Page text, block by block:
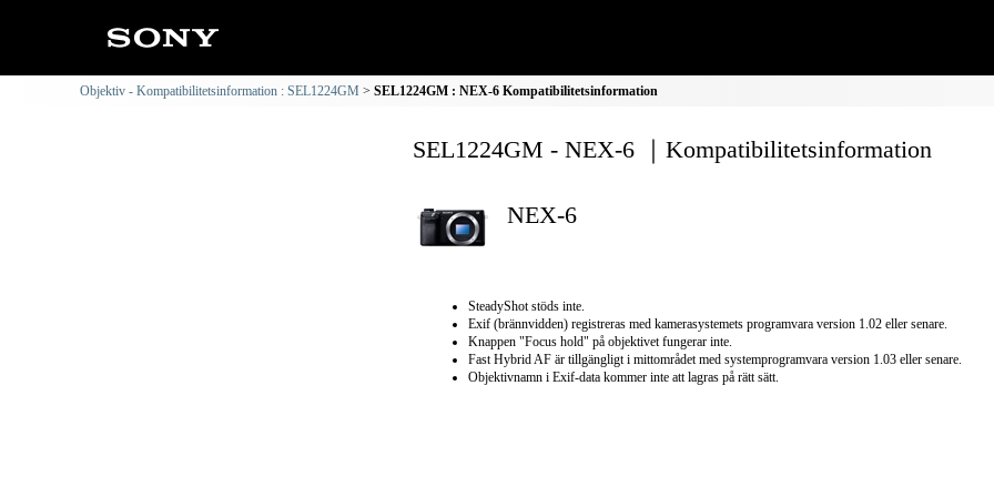
Objektiv - Kompatibilitetsinformation : SEL1224GM SEL1224GM : NEX-6 Kompatibilitetsinformation
SEL1224GM - NEX-6 ｜Kompatibilitetsinformation
NEX-6
SteadyShot stöds inte.
Exif (brännvidden) registreras med kamerasystemets programvara version 1.02 eller senare.
Knappen "Focus hold" på objektivet fungerar inte.
Fast Hybrid AF är tillgängligt i mittområdet med systemprogramvara version 1.03 eller senare.
Objektivnamn i Exif-data kommer inte att lagras på rätt sätt.